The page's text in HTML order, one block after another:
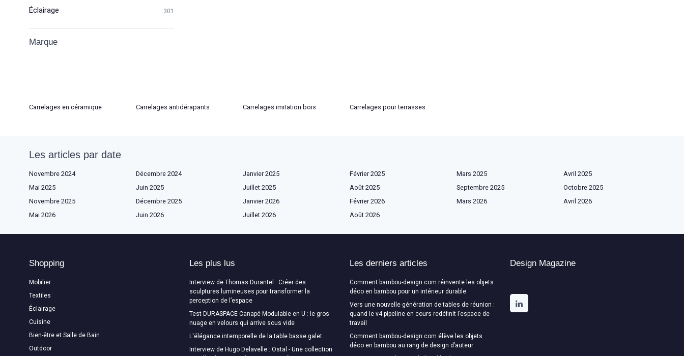
Éclairage 301
Marque
Carrelages en céramique Carrelages antidérapants Carrelages imitation bois Carrelages pour terrasses
Les articles par date
Novembre 2024 Décembre 2024 Janvier 2025 Février 2025 Mars 2025
Avril 2025
Mai 2025
Juin 2025 Juillet 2025 Août 2025 Septembre 2025
Octobre 2025
Novembre 2025
Décembre 2025 Janvier 2026 Février 2026 Mars 2026
Avril 2026
Mai 2026
Juin 2026 Juillet 2026 Août 2026
Shopping
Mobilier
Textiles
Éclairage
Cuisine
Bien-être et Salle de Bain
Outdoor
Les plus lus
Interview de Thomas Durantel : Créer des
sculptures lumineuses pour transformer la
perception de l’espace
Test DURASPACE Canapé Modulable en U : le gros
nuage en velours qui arrive sous vide
L'élégance intemporelle de la table basse galet
Interview de Hugo Delavelle : Ostal - Une collection
Les derniers articles
Comment bambou-design com réinvente les objets
déco en bambou pour un intérieur durable
Vers une nouvelle génération de tables de réunion :
quand le v4 pipeline en cours redéfinit l’espace de
travail
Comment bambou-design com élève les objets
déco en bambou au rang de design d’auteur
Design Magazine